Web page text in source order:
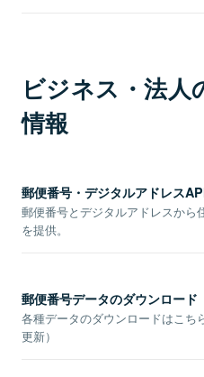
ビジネス・法人
情報
郵便番号・デジタルアドレス
郵便番号とデジタルアドレスから
を提供。
郵便番号データのダウンロード
各種データのダウンロードはこち
更新）